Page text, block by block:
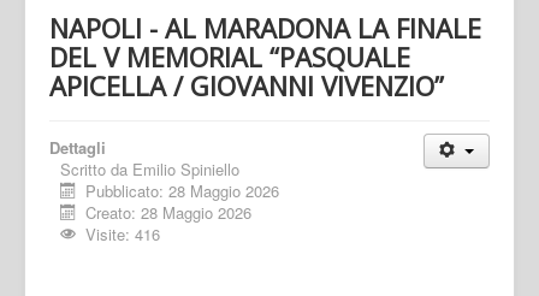
NAPOLI - AL MARADONA LA FINALE
DEL V MEMORIAL “PASQUALE
APICELLA / GIOVANNI VIVENZIO”
Dettagli
Scritto da Emilio Spiniello
Pubblicato: 28 Maggio 2026
Creato: 28 Maggio 2026
Visite: 416